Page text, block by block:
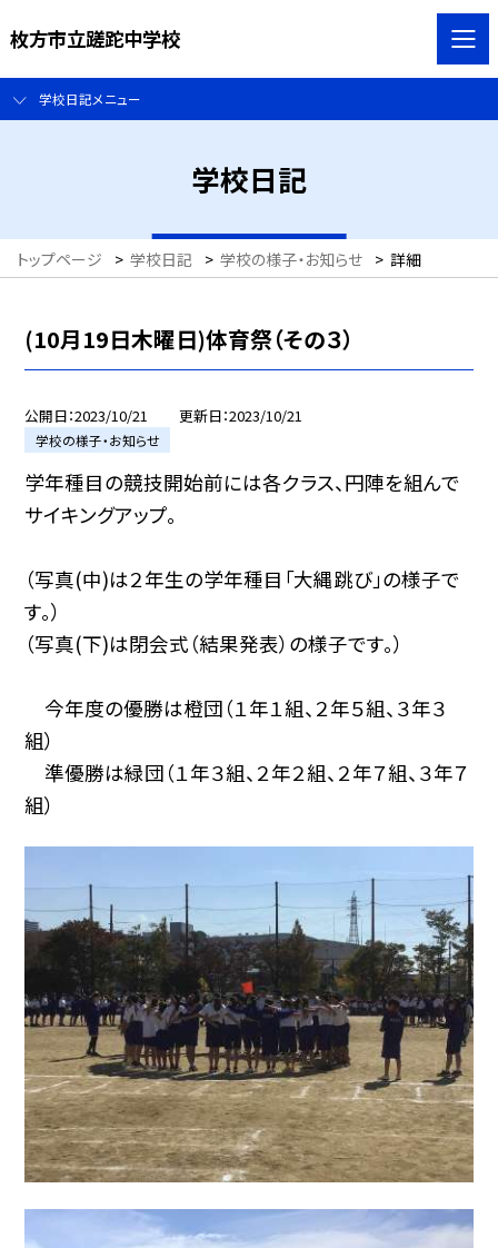
枚方市立蹉跎中学校
学校日記メニュー
学校日記
トップページ > 学校日記 > 学校の様子・お知らせ > 詳細
(10月19日木曜日)体育祭（その３）
公開日 2023/10/21 更新日 2023/10/21
学校の様子・お知らせ
学年種目の競技開始前には各クラス、円陣を組んで
サイキングアップ。
（写真(中)は２年生の学年種目「大縄跳び」の様子で
す。）
（写真(下)は閉会式（結果発表）の様子です。）
今年度の優勝は橙団（１年１組、２年５組、３年３
組）
準優勝は緑団（１年３組、２年２組、２年７組、３年７
組）